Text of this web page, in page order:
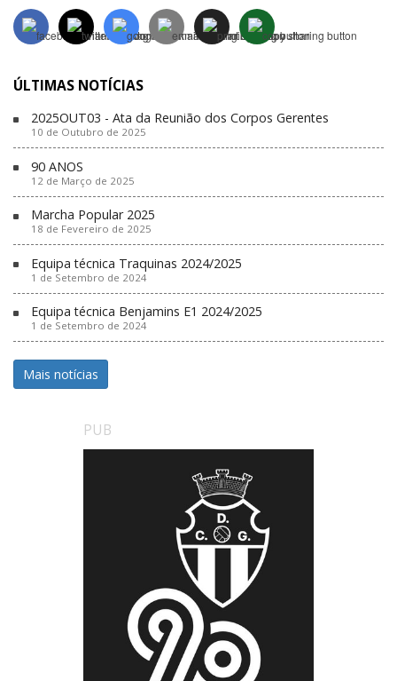
ÚLTIMAS NOTÍCIAS
2025OUT03 - Ata da Reunião dos Corpos Gerentes
10 de Outubro de 2025
90 ANOS
12 de Março de 2025
Marcha Popular 2025
18 de Fevereiro de 2025
Equipa técnica Traquinas 2024/2025
1 de Setembro de 2024
Equipa técnica Benjamins E1 2024/2025
1 de Setembro de 2024
Mais notícias
PUB